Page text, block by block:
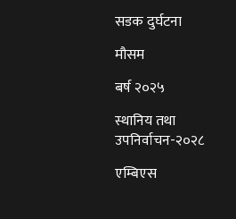
सडक दुर्घटना
मौसम
बर्ष २०२५
स्थानिय तथा
उपनिर्वाचन-२०२८
एम्बिएस